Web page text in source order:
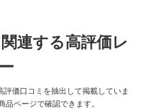
連する高評価レ
価口コミを抽出して掲載していま
ページで確認できます。